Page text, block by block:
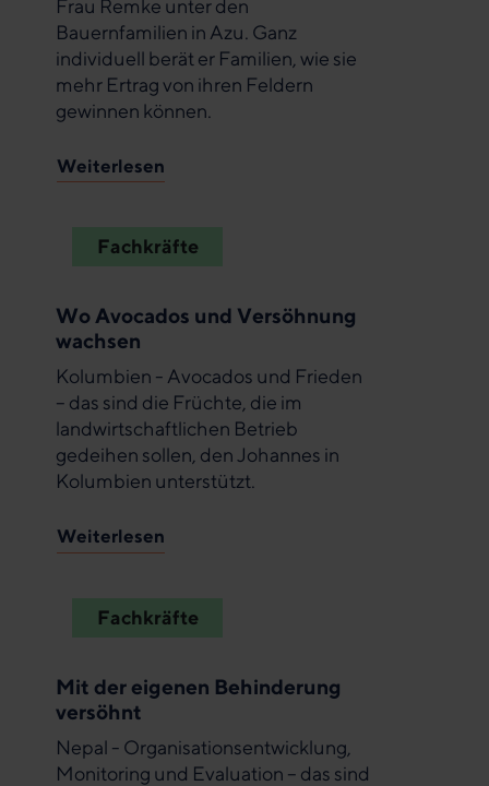
Frau Remke unter den
Bauernfamilien in Azu. Ganz
individuell berät er Familien, wie sie
mehr Ertrag von ihren Feldern
gewinnen können.
Weiterlesen
Fachkräfte
Wo Avocados und Versöhnung
wachsen
Kolumbien - Avocados und Frieden
– das sind die Früchte, die im
landwirtschaftlichen Betrieb
gedeihen sollen, den Johannes in
Kolumbien unterstützt.
Weiterlesen
Fachkräfte
Mit der eigenen Behinderung
versöhnt
Nepal - Organisationsentwicklung,
Monitoring und Evaluation – das sind